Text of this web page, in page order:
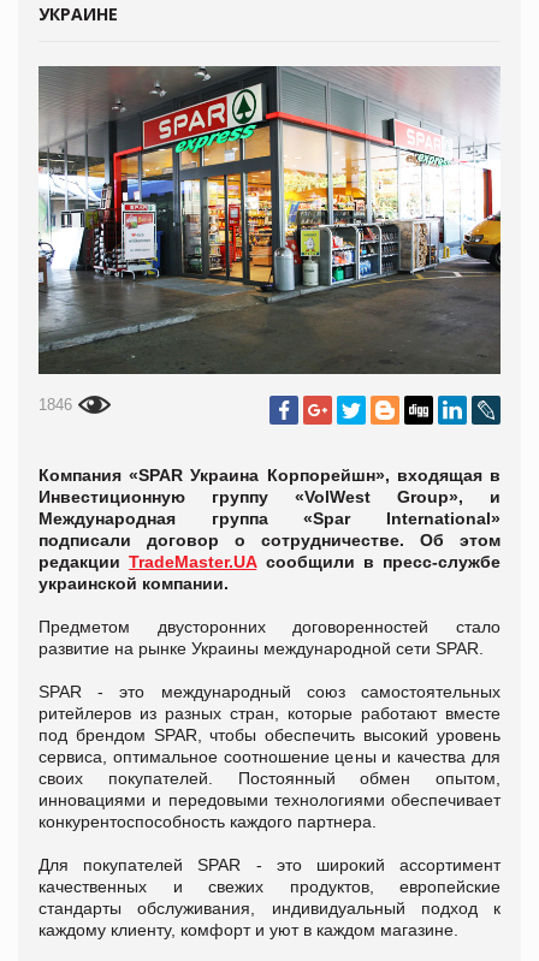
УКРАИНЕ
1846
Компания «SPAR Украина Корпорейшн», входящая в
Инвестиционную группу «VolWest Group», и
Международная группа «Spar International»
подписали договор о сотрудничестве. Об этом
редакцииTradeMaster.UAсообщили в пресс-службе
украинской компании.
Предметом двусторонних договоренностей стало
развитие на рынке Украины международной сети SPAR.
SPAR - это международный союз самостоятельных
ритейлеров из разных стран, которые работают вместе
под брендом SPAR, чтобы обеспечить высокий уровень
сервиса, оптимальное соотношение цены и качества для
своих покупателей. Постоянный обмен опытом,
инновациями и передовыми технологиями обеспечивает
конкурентоспособность каждого партнера.
Для покупателей SPAR - это широкий ассортимент
качественных и свежих продуктов, европейские
стандарты обслуживания, индивидуальный подход к
каждому клиенту, комфорт и уют в каждом магазине.